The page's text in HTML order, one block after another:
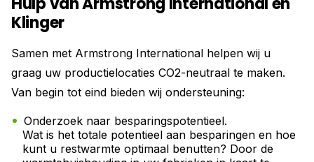
Klinger
Samen met Armstrong International helpen wij u
graag uw productielocaties CO2-neutraal te maken.
Van begin tot eind bieden wij ondersteuning:
Onderzoek naar besparingspotentieel.
Wat is het totale potentieel aan besparingen en hoe
kunt u restwarmte optimaal benutten? Door de